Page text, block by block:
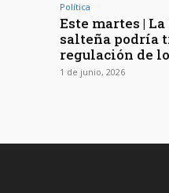
Política
Este martes |
salteña podría
regulación de
1 de junio, 2026